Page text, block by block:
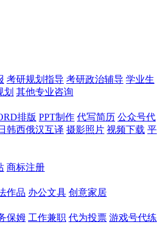
考研规划指导 考研政治辅导 学业生
划 其他专业咨询
排版 PPT制作 代写简历 公众号代
韩西俄汉互译 摄影照片 视频下载 平
商标注册
作品 办公文具 创意家居
保姆 工作兼职 代为投票 游戏号代练